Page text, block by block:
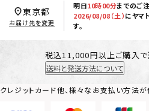
明日10時00分までのご
2026/08/08（土）にヤマ
す。
東京都
お届け先を変更
税込11,000円以上ご購入で
送料と発送方法について
クレジットカード他、様々なお支払い方法